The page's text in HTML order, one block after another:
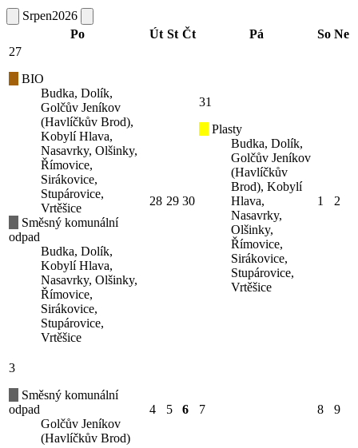
Srpen2026
Po
Út St Čt Pá So Ne
27
BIO
Budka, Dolík,
Golčův Jeníkov
(Havlíčkův Brod),
Kobylí Hlava,
Nasavrky, Olšinky,
Římovice,
Sirákovice,
Stupárovice,
Vrtěšice
Směsný komunální
odpad
Budka, Dolík,
Kobylí Hlava,
Nasavrky, Olšinky,
Římovice,
Sirákovice,
Stupárovice,
Vrtěšice
28 29 30
31
Plasty
Budka, Dolík,
Golčův Jeníkov
(Havlíčkův
Brod), Kobylí
Hlava,
Nasavrky,
Olšinky,
Římovice,
Sirákovice,
Stupárovice,
Vrtěšice
1 2
3
Směsný komunální
odpad
Golčův Jeníkov
(Havlíčkův Brod)
4 5 6 7 8 9